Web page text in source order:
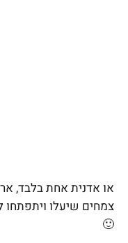
או אדנית אחת בלבד,
צמחים שיעלו
🙂